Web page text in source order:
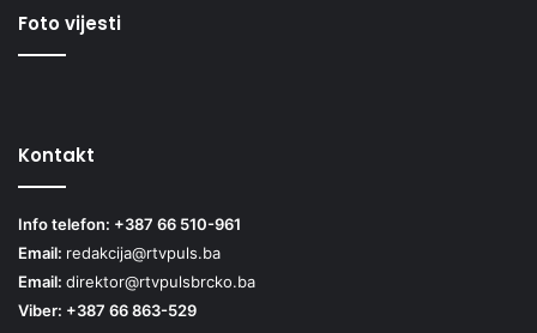
Foto vijesti
Kontakt
Info telefon: +387 66 510-961
Email: redakcija@rtvpuls.ba
Email: direktor@rtvpulsbrcko.ba
Viber: +387 66 863-529